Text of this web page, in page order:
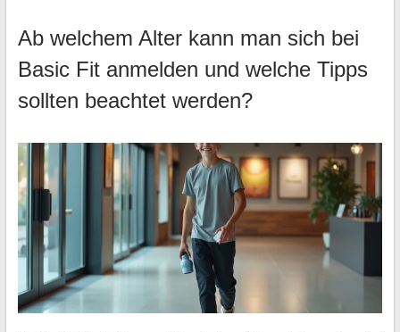
Ab welchem Alter kann man sich bei
Basic Fit anmelden und welche Tipps
sollten beachtet werden?